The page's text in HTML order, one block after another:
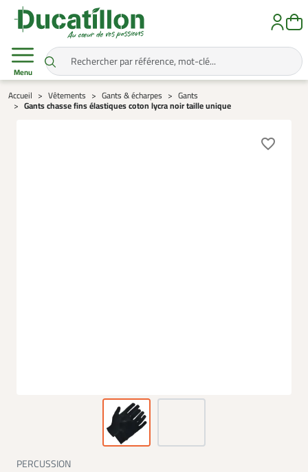
Menu
Accueil Vêtements Gants & écharpes Gants
Gants chasse fins élastiques coton lycra noir taille unique
favorite_border
PERCUSSION